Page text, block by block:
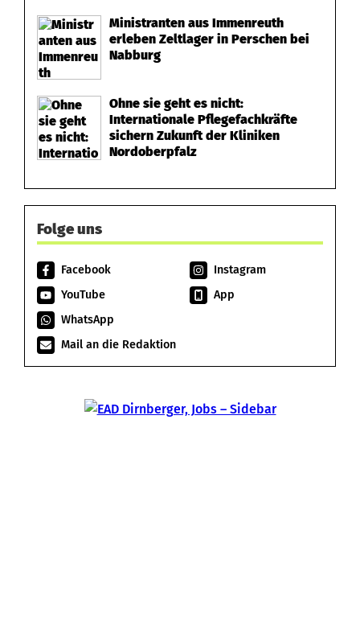
Ministranten aus Immenreuth
erleben Zeltlager in Perschen bei
Nabburg
Ohne sie geht es nicht:
Internationale Pflegefachkräfte
sichern Zukunft der Kliniken
Nordoberpfalz
Folge uns
Facebook
Instagram
YouTube
App
WhatsApp
Mail an die Redaktion